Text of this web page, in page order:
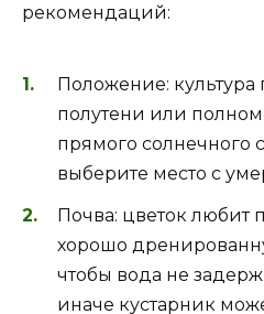
рекомендаций:
Положение: культура
полутени или
прямого солнечного
выберите место с
Почва: цветок любит
хорошо
чтобы вода не
иначе кустарник